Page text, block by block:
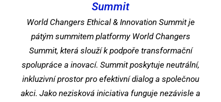
Summit
World Changers Ethical & Innovation Summit je
pátým summitem platformy World Changers
Summit, která slouží k podpoře transformační
spolupráce a inovací. Summit poskytuje neutrální,
inkluzivní prostor pro efektivní dialog a společnou
akci. Jako nezisková iniciativa funguje nezávisle a